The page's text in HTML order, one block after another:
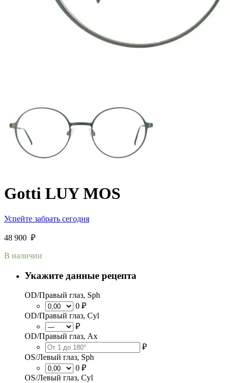
Gotti LUY MOS
Успейте забрать сегодня
48 900 ₽
В наличии
Укажите данные рецепта
OD/Правый глаз, Sph
0 ₽
OD/Правый глаз, Cyl
₽
OD/Правый глаз, Ax
₽
OS/Левый глаз, Sph
0 ₽
OS/Левый глаз, Cyl